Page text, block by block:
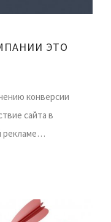
ЭТО
конверсии
сайта в
рекламе…